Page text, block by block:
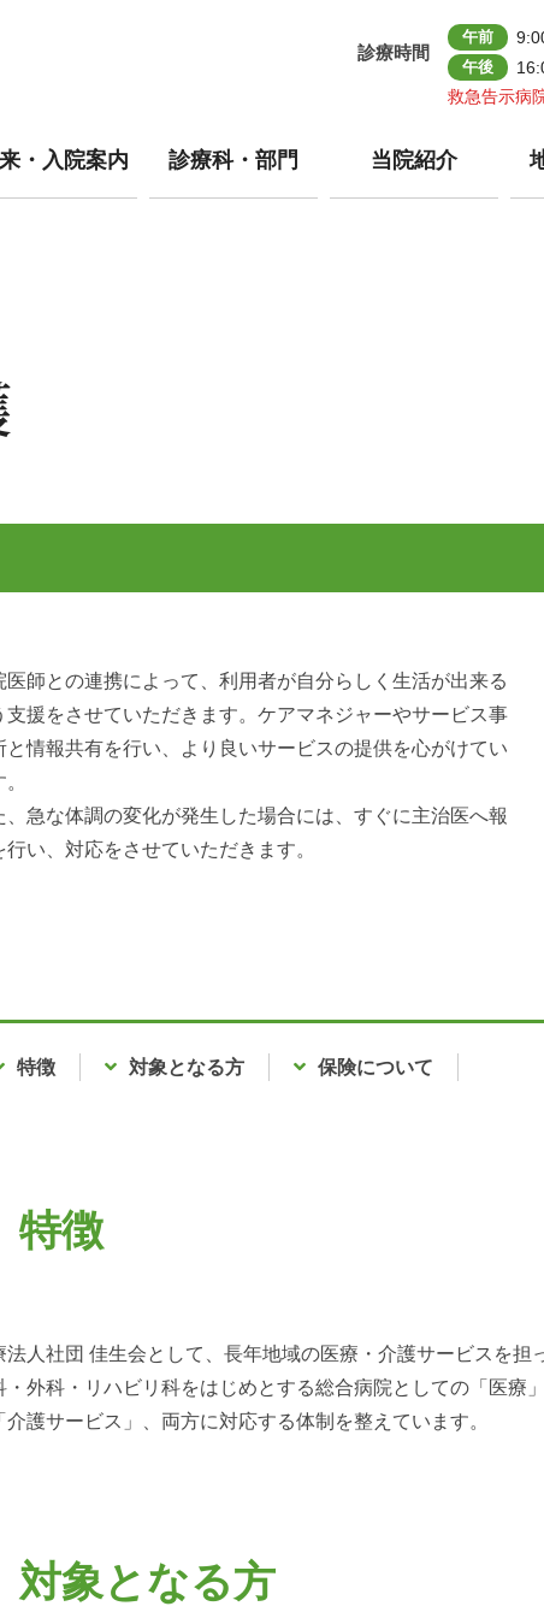
診療時間
午前
午後
救急告示病
・入院案内 診療科・部門 当院紹介
医師との連携によって、利用者が自分らしく生活が出来る
支援をさせていただきます。ケアマネジャーやサービス事
と情報共有を行い、より良いサービスの提供を心がけてい
、急な体調の変化が発生した場合には、すぐに主治医へ報
行い、対応をさせていただきます。
特徴 対象となる方 保険について
特徴
法人社団 佳生会として、長年地域の医療・介護サービスを担
・外科・リハビリ科をはじめとする総合病院としての「医療
介護サービス」、両方に対応する体制を整えています。
対象となる方